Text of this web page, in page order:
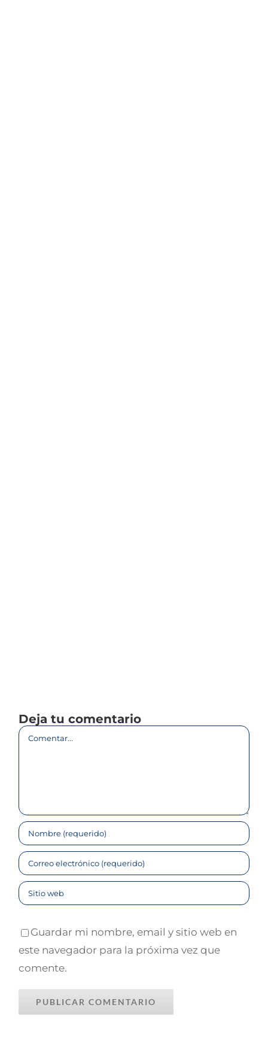
Deja tu comentario
Comentar
Guardar mi nombre, email y sitio web en
este navegador para la próxima vez que
comente.
Aviso Legal
Política de Privacidad
Política de Cookies
☎625 780 448